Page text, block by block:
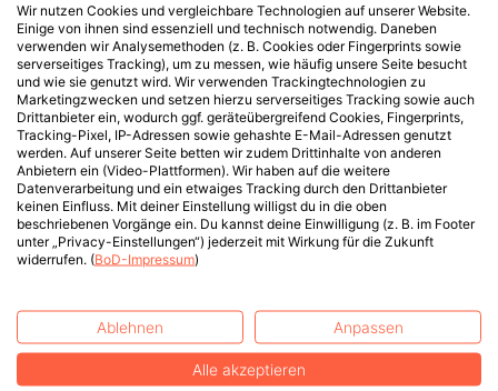
Wir nutzen Cookies und vergleichbare Technologien auf unserer Website.
Einige von ihnen sind essenziell und technisch notwendig. Daneben
verwenden wir Analysemethoden (z. B. Cookies oder Fingerprints sowie
serverseitiges Tracking), um zu messen, wie häufig unsere Seite besucht
und wie sie genutzt wird. Wir verwenden Trackingtechnologien zu
Marketingzwecken und setzen hierzu serverseitiges Tracking sowie auch
Drittanbieter ein, wodurch ggf. geräteübergreifend Cookies, Fingerprints,
Tracking-Pixel, IP-Adressen sowie gehashte E-Mail-Adressen genutzt
werden. Auf unserer Seite betten wir zudem Drittinhalte von anderen
Anbietern ein (Video-Plattformen). Wir haben auf die weitere
Datenverarbeitung und ein etwaiges Tracking durch den Drittanbieter
keinen Einfluss. Mit deiner Einstellung willigst du in die oben
beschriebenen Vorgänge ein. Du kannst deine Einwilligung (z. B. im Footer
unter „Privacy-Einstellungen“) jederzeit mit Wirkung für die Zukunft
widerrufen. (BoD-Impressum)
Ablehnen Anpassen
Alle akzeptieren